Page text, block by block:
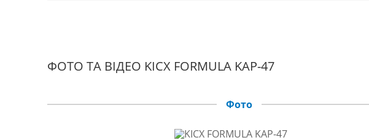
ФОТО ТА ВІДЕО KICX FORMULA KAP-47
Фото